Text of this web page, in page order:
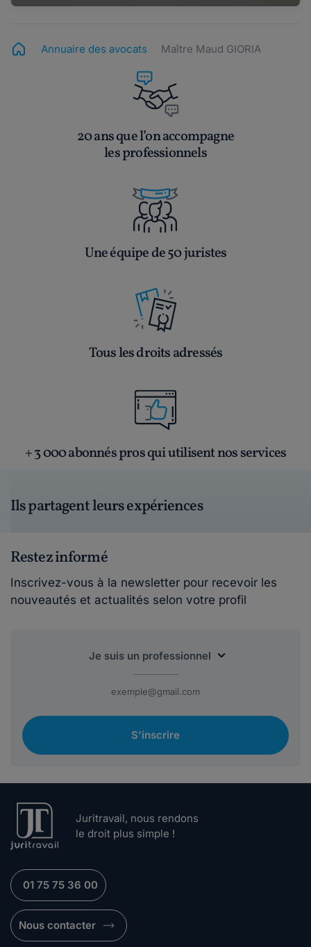
Annuaire des avocats Maître Maud GIORIA
20 ans que l’on accompagne
les professionnels
Une équipe de 50 juristes
Tous les droits adressés
+ 3 000 abonnés pros qui utilisent nos services
Ils partagent leurs expériences
Restez informé
Inscrivez-vous à la newsletter pour recevoir les
nouveautés et actualités selon votre profil
S'inscrire
Juritravail, nous rendons
le droit plus simple !
01 75 75 36 00
Nous contacter